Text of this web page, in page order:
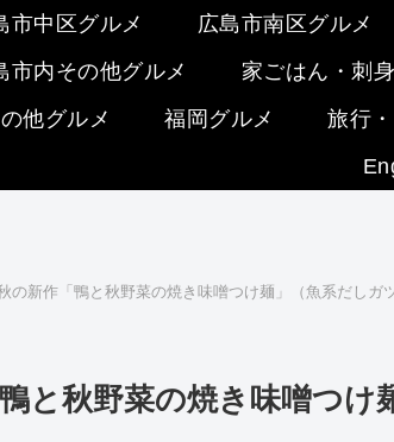
市中区グルメ 広島市南区グルメ
市内その他グルメ
家ごはん・刺
他グルメ
福岡グルメ 旅行
の新作「鴨と秋野菜の焼き味噌つけ麺」（魚系だしガ
と秋野菜の焼き味噌つけ